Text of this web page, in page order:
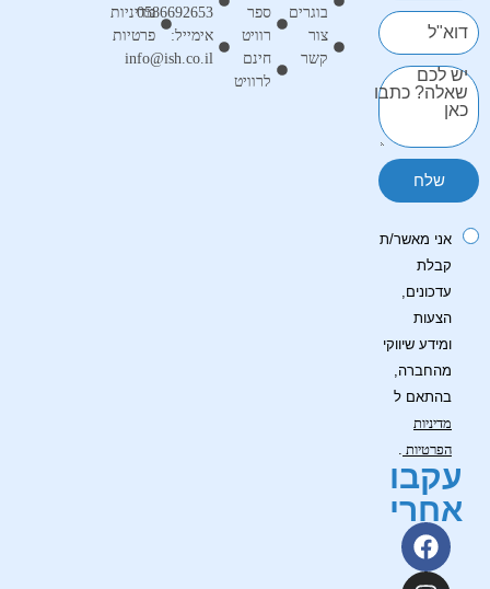
בוגרים
צור
קשר
ספר
רוויט
חינם
לרוויט
דוא"ל
יש לכם
שאלה? כתבו
כאן
אני מאשר/ת
קבלת
עדכונים,
הצעות
ומידע שיווקי
מהחברה,
בהתאם ל
מדיניות
הפרטיות .
עקבו
אחרי
0586692653
אימייל:
info@ish.co.il
מדיניות
פרטיות